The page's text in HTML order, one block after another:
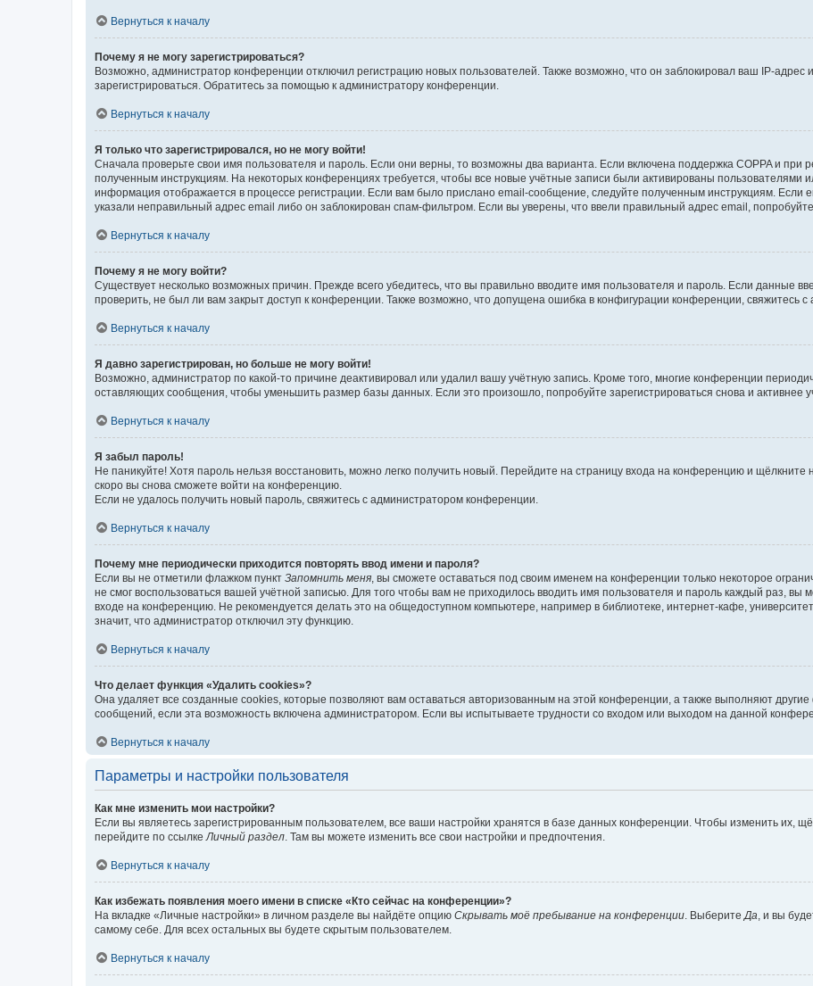
Вернуться к началу
Почему я не могу зарегистрироваться?
Возможно, администратор конференции отключил регистрацию новых пользователей. Также возможно, что он заблокировал ваш IP-
зарегистрироваться. Обратитесь за помощью к администратору конференции.
Вернуться к началу
Я только что зарегистрировался, но не могу войти!
Сначала проверьте свои имя пользователя и пароль. Если они верны, то возможны два варианта. Если включена поддержка COPPA и при
полученным инструкциям. На некоторых конференциях требуется, чтобы все новые учётные записи были активированы пользователями
информация отображается в процессе регистрации. Если вам было прислано email-сообщение, следуйте полученным инструкциям. Если
указали неправильный адрес email либо он заблокирован спам-фильтром. Если вы уверены, что ввели правильный адрес email,
Вернуться к началу
Почему я не могу войти?
Существует несколько возможных причин. Прежде всего убедитесь, что вы правильно вводите имя пользователя и пароль. Если данные
проверить, не был ли вам закрыт доступ к конференции. Также возможно, что допущена ошибка в конфигурации конференции, свяжитесь с
Вернуться к началу
Я давно зарегистрирован, но больше не могу войти!
Возможно, администратор по какой-то причине деактивировал или удалил вашу учётную запись. Кроме того, многие конференции
оставляющих сообщения, чтобы уменьшить размер базы данных. Если это произошло, попробуйте зарегистрироваться снова и активнее
Вернуться к началу
Я забыл пароль!
Не паникуйте! Хотя пароль нельзя восстановить, можно легко получить новый. Перейдите на страницу входа на конференцию и щёлкните
скоро вы снова сможете войти на конференцию.
Если не удалось получить новый пароль, свяжитесь с администратором конференции.
Вернуться к началу
Почему мне периодически приходится повторять ввод имени и пароля?
Если вы не отметили флажком пункт Запомнить меня , вы сможете оставаться под своим именем на конференции только некоторое
не смог воспользоваться вашей учётной записью. Для того чтобы вам не приходилось вводить имя пользователя и пароль каждый раз, вы
входе на конференцию. Не рекомендуется делать это на общедоступном компьютере, например в библиотеке, интернет-кафе,
значит, что администратор отключил эту функцию.
Вернуться к началу
Что делает функция «Удалить cookies»?
Она удаляет все созданные cookies, которые позволяют вам оставаться авторизованным на этой конференции, а также выполняют
сообщений, если эта возможность включена администратором. Если вы испытываете трудности со входом или выходом на данной
Вернуться к началу
Параметры и настройки пользователя
Как мне изменить мои настройки?
Если вы являетесь зарегистрированным пользователем, все ваши настройки хранятся в базе данных конференции. Чтобы изменить их,
перейдите по ссылке Личный раздел . Там вы можете изменить все свои настройки и предпочтения.
Вернуться к началу
Как избежать появления моего имени в списке «Кто сейчас на конференции»?
На вкладке «Личные настройки» в личном разделе вы найдёте опцию Скрывать моё пребывание на конференции . Выберите Да , и вы
самому себе. Для всех остальных вы будете скрытым пользователем.
Вернуться к началу